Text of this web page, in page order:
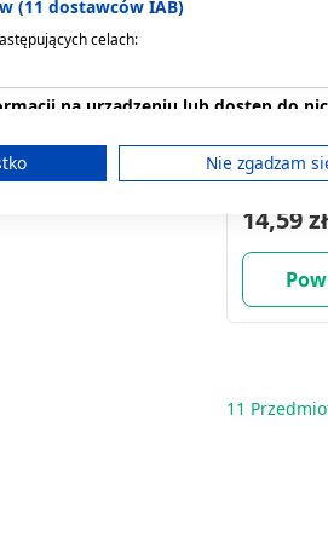
14,59 zł
11
(11 dostawców IAB)
celach:
na urządzeniu lub dostęp do
danych do wyboru reklam
do wyboru spersonalizowanych
Nie zgadzam